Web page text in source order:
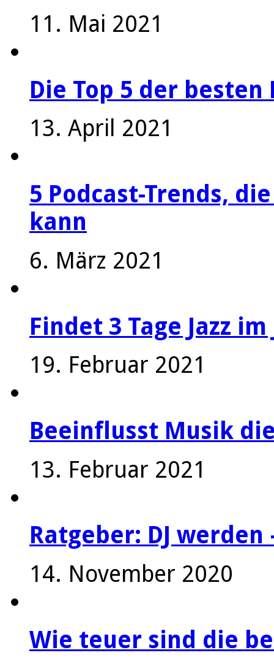
11. Mai 2021
Die Top 5 der besten
13. April 2021
5 Podcast-Trends,
kann
6. März 2021
Findet 3 Tage Jazz
19. Februar 2021
Beeinflusst Musik
13. Februar 2021
Ratgeber: DJ
14. November 2020
Wie teuer sind die